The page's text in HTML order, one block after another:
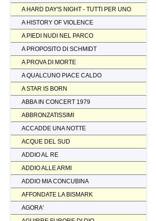
A HARD DAY'S NIGHT - TUTTI PER UNO
A HISTORY OF VIOLENCE
A PIEDI NUDI NEL PARCO
A PROPOSITO DI SCHMIDT
A PROVA DI MORTE
A QUALCUNO PIACE CALDO
A STAR IS BORN
ABBA IN CONCERT 1979
ABBRONZATISSIMI
ACCADDE UNA NOTTE
ACQUE DEL SUD
ADDIO AL RE
ADDIO ALLE ARMI
ADDIO MIA CONCUBINA
AFFONDATE LA BISMARK
AGORA'